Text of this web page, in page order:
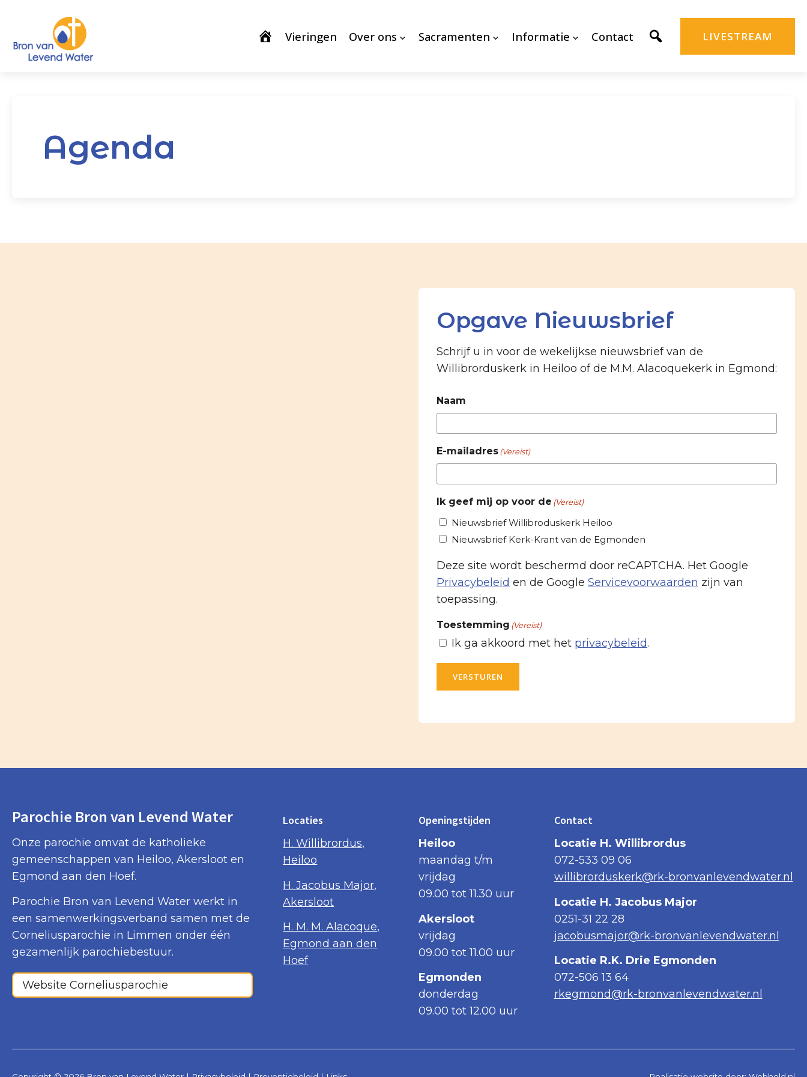
Vieringen Over ons Sacramenten Informatie Contact LIVESTREAM
Agenda
Opgave Nieuwsbrief
Schrijf u in voor de wekelijkse nieuwsbrief van de
Willibrorduskerk in Heiloo of de M.M. Alacoquekerk in Egmond:
Naam
E-mailadres(Vereist)
Ik geef mij op voor de (Vereist)
Nieuwsbrief Willibroduskerk Heiloo
Nieuwsbrief Kerk-Krant van de Egmonden
Deze site wordt beschermd door reCAPTCHA. Het Google
Privacybeleid en de Google Servicevoorwaarden zijn van
toepassing.
Toestemming (Vereist)
Ik ga akkoord met het privacybeleid.
VERSTUREN
Parochie Bron van Levend Water
Onze parochie omvat de katholieke
gemeenschappen van Heiloo, Akersloot en
Egmond aan den Hoef.
Parochie Bron van Levend Water werkt in
een samenwerkingsverband samen met de
Corneliusparochie in Limmen onder één
gezamenlijk parochiebestuur.
Website Corneliusparochie
Locaties
H. Willibrordus,
Heiloo
H. Jacobus Major,
Akersloot
H. M. M. Alacoque,
Egmond aan den
Hoef
Openingstijden
Heiloo
maandag t/m
vrijdag
09.00 tot 11.30 uur
Akersloot
vrijdag
09.00 tot 11.00 uur
Egmonden
donderdag
09.00 tot 12.00 uur
Contact
Locatie H. Willibrordus
072-533 09 06
willibrorduskerk@rk-bronvanlevendwater.nl
Locatie H. Jacobus Major
0251-31 22 28
jacobusmajor@rk-bronvanlevendwater.nl
Locatie R.K. Drie Egmonden
072-506 13 64
rkegmond@rk-bronvanlevendwater.nl